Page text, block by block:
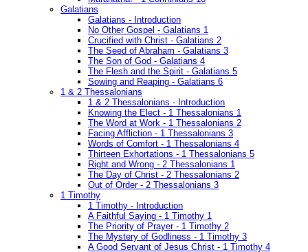
Galatians
Galatians - Introduction
No Other Gospel - Galatians 1
Crucified with Christ - Galatians 2
The Seed of Abraham - Galatians 3
The Son of God - Galatians 4
The Flesh and the Spirit - Galatians 5
Sowing and Reaping - Galatians 6
1 & 2 Thessalonians
1 & 2 Thessalonians - Introduction
Knowing the Elect - 1 Thessalonians 1
The Word at Work - 1 Thessalonians 2
Facing Affliction - 1 Thessalonians 3
Words of Comfort - 1 Thessalonians 4
Thirteen Exhortations - 1 Thessalonians 5
Right and Wrong - 2 Thessalonians 1
The Day of Christ - 2 Thessalonians 2
Out of Order - 2 Thessalonians 3
1 Timothy
1 Timothy - Introduction
A Faithful Saying - 1 Timothy 1
The Priority of Prayer - 1 Timothy 2
The Mystery of Godliness - 1 Timothy 3
A Good Servant of Jesus Christ - 1 Timothy 4